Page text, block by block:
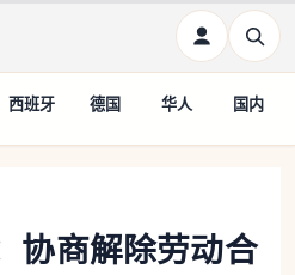
西班牙 德国 华人 国内
协商解除劳动合